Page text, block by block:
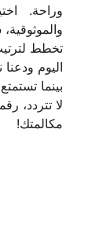
وراحة.
تخطط
اليوم
بينما
مكالمتك!